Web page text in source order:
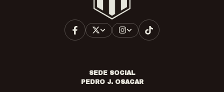
SEDE SOCIAL
PEDRO J. OSACAR